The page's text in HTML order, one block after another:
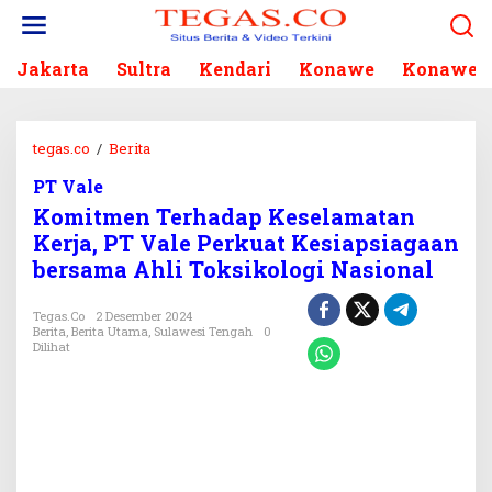
Jakarta Sultra Kendari Konawe Konawe
tegas.co / Berita
t
m
e
T
PT Vale
Komitmen Terhadap Keselamatan
Kerja, PT Vale Perkuat Kesiapsiagaan
bersama Ahli Toksikologi Nasional
Tegas.co
2 Desember 2024
Berita, Berita Utama, Sulawesi Tengah
0
Dilihat